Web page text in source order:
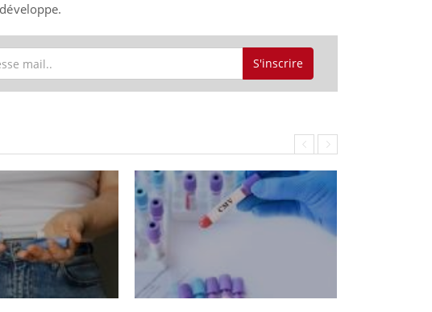
S'inscrire